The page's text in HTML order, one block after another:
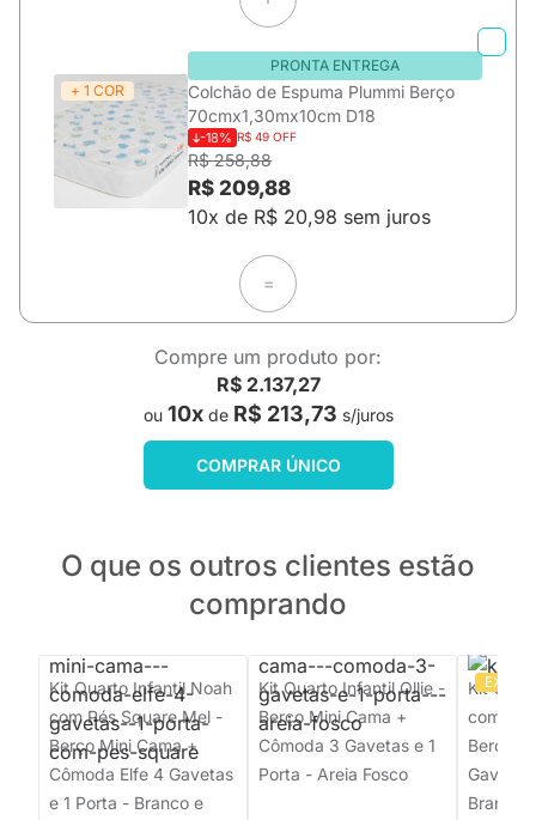
+ 1 COR
PRONTA ENTREGA
Colchão de Espuma Plummi Berço
70cmx1,30mx10cm D18
-18% R$ 49 OFF
R$ 258,88
R$ 209,88
10x de R$ 20,98 sem juros
=
Compre um produto por:
R$ 2.137,27
ou 10xde R$ 213,73 s/juros
COMPRAR ÚNICO
O que os outros clientes estão
comprando
Kit Quarto Infantil Noah
com Pés Square Mel -
Berço Mini Cama +
Cômoda Elfe 4 Gavetas
e 1 Porta - Branco e
Kit Quarto Infantil Ollie -
Berço Mini Cama +
Cômoda 3 Gavetas e 1
Porta - Areia Fosco
Kit
com
Berço +
Branco